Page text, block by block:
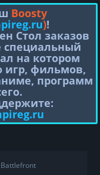
Boosty
)!
Стол заказов
специальный
на котором
игр, фильмов,
программ
Battlefront